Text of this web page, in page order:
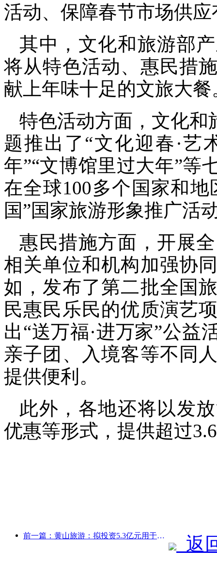
活动、保障春节市场供
其中，文化和旅游部
将从特色活动、惠民措
献上年味十足的文旅大餐
特色活动方面，文化和
题推出了“文化迎春·艺
年”“文博馆里过大年”等
在全球100多个国家和
国”国家旅游形象推广活
惠民措施方面，开展
相关单位和机构加强协
如，发布了第二批全国
民惠民乐民的优质演艺
出“送万福·进万家”公益
亲子团、入境客等不同
提供便利。
此外，各地还将以发
优惠等形式，提供超过
前一篇：黄山旅游：拟投资5.3亿元用于酒店改造
返